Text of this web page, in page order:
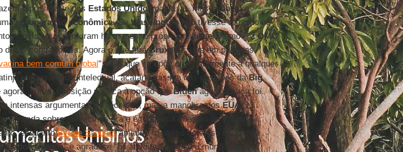
o presidente dos Estados Unidoscapitular, mas também a
recuperação econômica. SeWashingtonnão tivesse rompido os
rígidos que perduram há meses, o próprio multilateralismo e aOMC
duros contragolpes. Agora o que faráBruxelas, que em palavras
bem comum global", mas que se opõe obstinadamente a qualquer
a propriedade intelectual, acatando assim nas posições daBig
agora, a forte oposição política à opção queBidenagora abraça foi
intensas argumentações técnicas, mas a manobra dosEUA
a virada sobre as vacinas era e é tudo uma questão de vontade
enquantoBernie Sandersaplaude "o passo corajoso dado pelo
Unidos” e agradece “os ativistas de todo o mundo que